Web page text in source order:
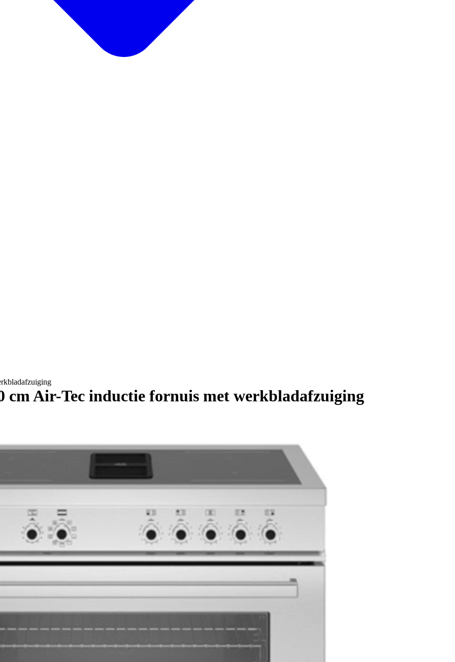
cm Air-Tec inductie fornuis met werkbladafzuiging